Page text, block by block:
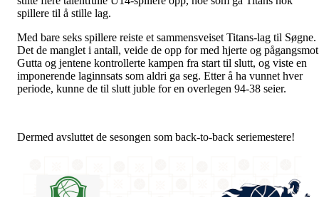
spillere til å stille lag.
Med bare seks spillere reiste et sammensveiset Titans-lag til Søgne.
Det de manglet i antall, veide de opp for med hjerte og
Gutta og jentene kontrollerte kampen fra start til slutt, og viste en
imponerende laginnsats som aldri ga seg. Etter å ha vunnet hver
periode, kunne de til slutt juble for en overlegen 94-38 seier.
Dermed avsluttet de sesongen som back-to-back seriemestere!